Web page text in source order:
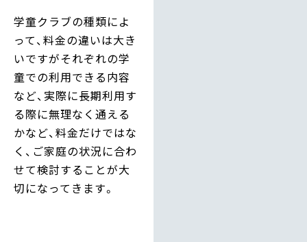
学童クラブの種類によ
って、料金の違いは大き
いですがそれぞれの学
童での利用できる内容
など、実際に長期利用す
る際に無理なく通える
かなど、料金だけではな
く、ご家庭の状況に合わ
せて検討することが大
切になってきます。